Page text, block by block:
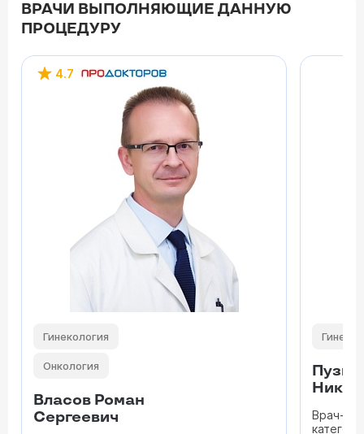
ВРАЧИ ВЫПОЛНЯЮЩИЕ ДАННУЮ
ПРОЦЕДУРУ
4.7
Гинекология
Онкология
Власов Роман
Сергеевич
Врач-